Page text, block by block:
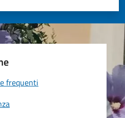
su 5
5
frequenti